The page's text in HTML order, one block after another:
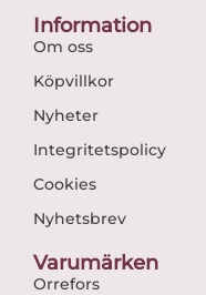
Information
Om oss
Köpvillkor
Nyheter
Integritetspolicy
Cookies
Nyhetsbrev
Varumärken
Orrefors